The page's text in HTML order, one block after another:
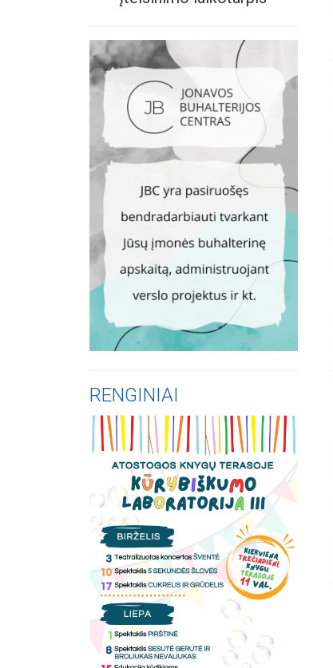
RENGINIAI